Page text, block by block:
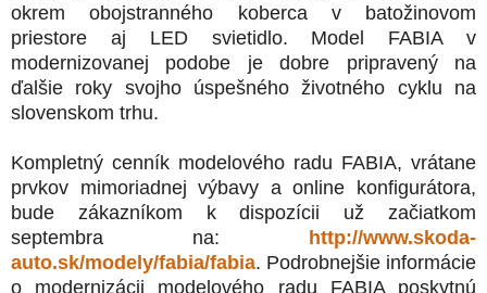
okrem obojstranného koberca v batožinovom
priestore aj LED svietidlo. Model FABIA v
modernizovanej podobe je dobre pripravený na
ďalšie roky svojho úspešného životného cyklu na
slovenskom trhu.
Kompletný cenník modelového radu FABIA, vrátane
prvkov mimoriadnej výbavy a online konfigurátora,
bude zákazníkom k dispozícii už začiatkom
septembra na: http://www.skoda-
auto.sk/modely/fabia/fabia. Podrobnejšie informácie
o modernizácii modelového radu FABIA poskytnú